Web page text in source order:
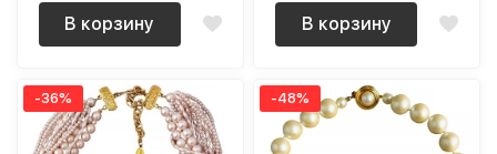
В корзину В корзину
-36% -48%